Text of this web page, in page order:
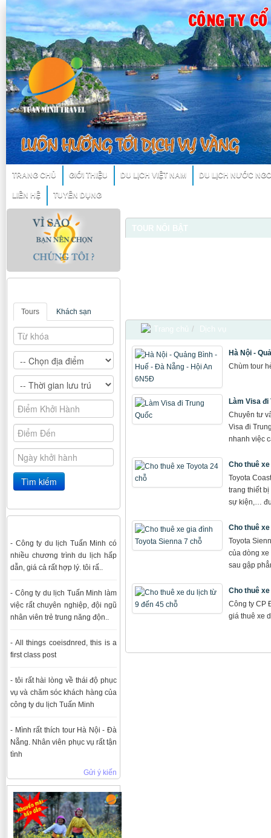
TRANG CHỦ GIỚI THIỆU DU LỊCH VIỆT NAM DU LỊCH NƯỚC
LIÊN HỆ TUYỂN DỤNG
Tours Khách sạn
- Công ty du lịch Tuấn Minh có
nhiều chương trình du lịch hấp
dẫn, giá cả rất hợp lý. tôi rấ..
- Công ty du lịch Tuấn Minh làm
việc rất chuyên nghiệp, đội ngũ
nhân viên trẻ trung năng độn..
- All things coeisdnred, this is a
first class post
- tôi rất hài lòng về thái độ phục
vụ và chăm sóc khách hàng của
công ty du lịch Tuấn Minh
- Mình rất thích tour Hà Nội - Đà
Nẵng. Nhân viên phục vụ rất tận
tình
Gửi ý kiến
Du lịch Hà Nội - Hạ Long - Chùa Hương
TOUR NỔI BẬT
Trang chủ / Dịch vụ
Hà Nội -
Chùm tour
Làm Visa đi
Chuyên tư
Visa đi
nhanh việc
Cho thuê
Toyota
trang thiết
sự kiện,…
Cho thuê
Toyota
của dòng
sau gập
Cho thuê
Công ty CP
giá thuê xe